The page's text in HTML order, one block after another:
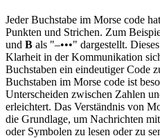
Jeder Buchstabe im Morse code
Punkten und Strichen. Zum
und B als "–•••" dargestellt.
Klarheit in der Kommunikation
Buchstaben ein eindeutiger Code
Buchstaben im Morse code ist
Unterscheiden zwischen Zahlen
erleichtert. Das Verständnis von
die Grundlage, um Nachrichten
oder Symbolen zu lesen oder zu